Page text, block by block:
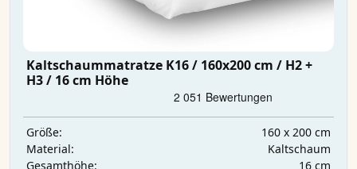
Kaltschaummatratze K16 / 160x200 cm / H2 +
H3 / 16 cm Höhe
Größe:
160 x 200 cm
Material:
Kaltschaum
Gesamthöhe:
16 cm